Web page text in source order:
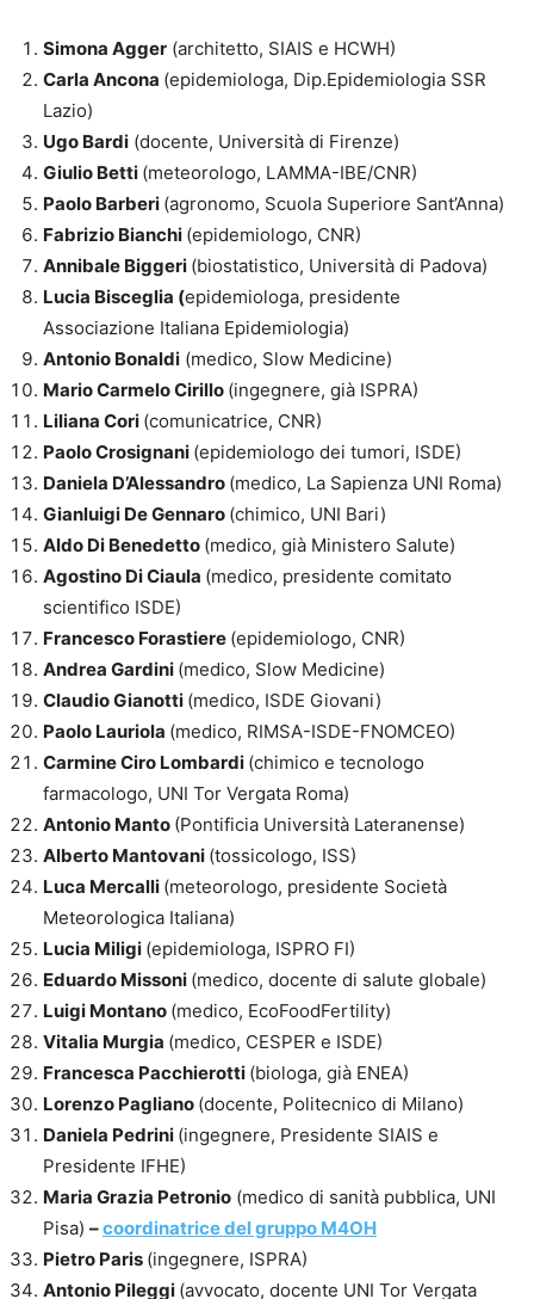
Simona Agger (architetto, SIAIS e HCWH)
Carla Ancona (epidemiologa, Dip.Epidemiologia SSR
Lazio)
Ugo Bardi (docente, Università di Firenze)
Giulio Betti (meteorologo, LAMMA-IBE/CNR)
Paolo Barberi (agronomo, Scuola Superiore Sant’Anna)
Fabrizio Bianchi (epidemiologo, CNR)
Annibale Biggeri (biostatistico, Università di Padova)
Lucia Bisceglia (epidemiologa, presidente
Associazione Italiana Epidemiologia)
Antonio Bonaldi (medico, Slow Medicine)
Mario Carmelo Cirillo (ingegnere, già ISPRA)
Liliana Cori (comunicatrice, CNR)
Paolo Crosignani (epidemiologo dei tumori, ISDE)
Daniela D’Alessandro (medico, La Sapienza UNI Roma)
Gianluigi De Gennaro (chimico, UNI Bari)
Aldo Di Benedetto (medico, già Ministero Salute)
Agostino Di Ciaula (medico, presidente comitato
scientifico ISDE)
Francesco Forastiere (epidemiologo, CNR)
Andrea Gardini (medico, Slow Medicine)
Claudio Gianotti (medico, ISDE Giovani)
Paolo Lauriola (medico, RIMSA-ISDE-FNOMCEO)
Carmine Ciro Lombardi (chimico e tecnologo
farmacologo, UNI Tor Vergata Roma)
Antonio Manto (Pontificia Università Lateranense)
Alberto Mantovani (tossicologo, ISS)
Luca Mercalli (meteorologo, presidente Società
Meteorologica Italiana)
Lucia Miligi (epidemiologa, ISPRO FI)
Eduardo Missoni (medico, docente di salute globale)
Luigi Montano (medico, EcoFoodFertility)
Vitalia Murgia (medico, CESPER e ISDE)
Francesca Pacchierotti (biologa, già ENEA)
Lorenzo Pagliano (docente, Politecnico di Milano)
Daniela Pedrini (ingegnere, Presidente SIAIS e
Presidente IFHE)
Maria Grazia Petronio (medico di sanità pubblica, UNI
Pisa) –coordinatrice del gruppo M4OH
Pietro Paris (ingegnere, ISPRA)
Antonio Pileggi (avvocato, docente UNI Tor Vergata